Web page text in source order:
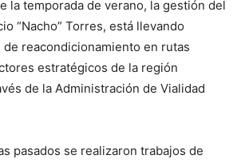
la temporada de verano, la gestión del
“Nacho” Torres, está llevando
reacondicionamiento en rutas
estratégicos de la región
de la Administración de Vialidad
pasados se realizaron trabajos de